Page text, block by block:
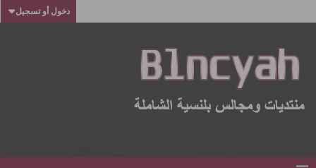
دخول أو تسجيل